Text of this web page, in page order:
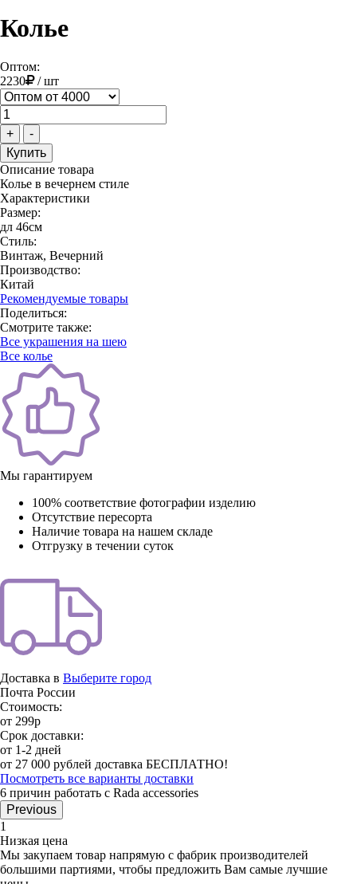
Колье
Оптом:
2230
/шт
+ -
Описание товара
Колье в вечернем стиле
Характеристики
Размер:
дл 46см
Стиль:
Винтаж, Вечерний
Производство:
Китай
Рекомендуемые товары
Поделиться:
Смотрите также:
Все украшения на шею
Все колье
Мы гарантируем
100% соответствие фотографии изделию
Отсутствие пересорта
Наличие товара на нашем складе
Отгрузку в течении суток
Доставка в Выберите город
Почта России
Стоимость:
от 299р
Срок доставки:
от 1-2 дней
от 27 000 рублей доставка БЕСПЛАТНО!
Посмотреть все варианты доставки
6 причин работать с Rada accessories
Previous
1
Низкая цена
Мы закупаем товар напрямую с фабрик производителей
большими партиями, чтобы предложить Вам самые лучшие